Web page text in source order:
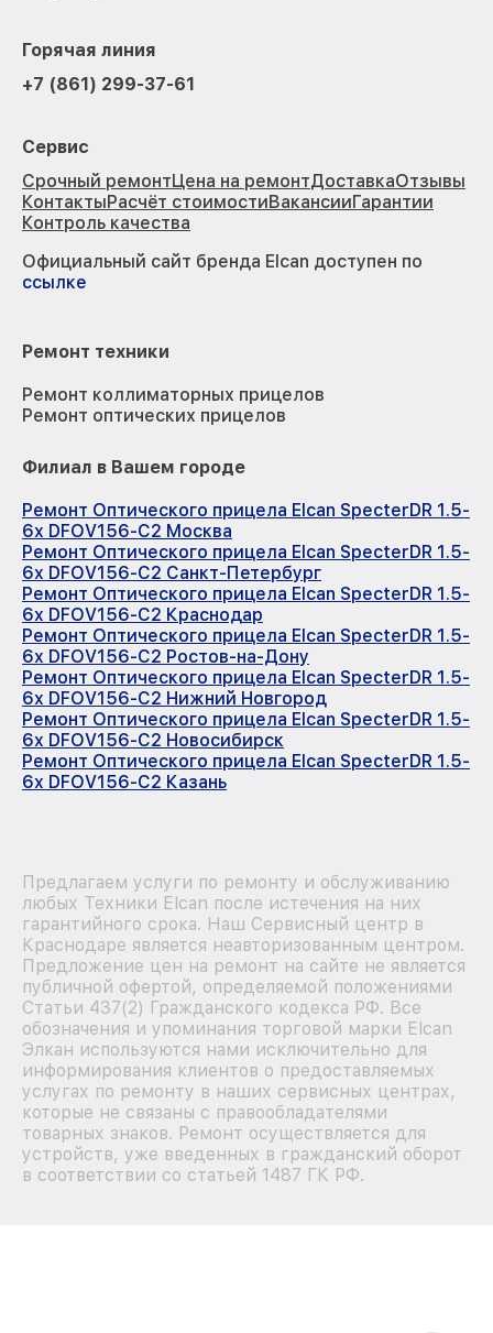
Горячая линия
+7 (861) 299-37-61
Сервис
Срочный ремонтЦена на ремонтДоставкаОтзывы
КонтактыРасчёт стоимостиВакансииГарантии
Контроль качества
Официальный сайт бренда Elcan доступен по
ссылке
Ремонт техники
Ремонт коллиматорных прицелов
Ремонт оптических прицелов
Филиал в Вашем городе
Ремонт Оптического прицела Elcan SpecterDR 1.5-
6x DFOV156-C2 Москва
Ремонт Оптического прицела Elcan SpecterDR 1.5-
6x DFOV156-C2 Санкт-Петербург
Ремонт Оптического прицела Elcan SpecterDR 1.5-
6x DFOV156-C2 Краснодар
Ремонт Оптического прицела Elcan SpecterDR 1.5-
6x DFOV156-C2 Ростов-на-Дону
Ремонт Оптического прицела Elcan SpecterDR 1.5-
6x DFOV156-C2 Нижний Новгород
Ремонт Оптического прицела Elcan SpecterDR 1.5-
6x DFOV156-C2 Новосибирск
Ремонт Оптического прицела Elcan SpecterDR 1.5-
6x DFOV156-C2 Казань
Предлагаем услуги по ремонту и обслуживанию
любых Техники Elcan после истечения на них
гарантийного срока. Наш Сервисный центр в
Краснодаре является неавторизованным центром.
Предложение цен на ремонт на сайте не является
публичной офертой, определяемой положениями
Статьи 437(2) Гражданского кодекса РФ. Все
обозначения и упоминания торговой марки Elcan
Элкан используются нами исключительно для
информирования клиентов о предоставляемых
услугах по ремонту в наших сервисных центрах,
которые не связаны с правообладателями
товарных знаков. Ремонт осуществляется для
устройств, уже введенных в гражданский оборот
в соответствии со статьей 1487 ГК РФ.